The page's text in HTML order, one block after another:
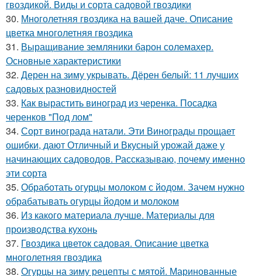
гвоздикой. Виды и сорта садовой гвоздики
30. Многолетняя гвоздика на вашей даче. Описание
цветка многолетняя гвоздика
31. Выращивание земляники барон солемахер.
Основные характеристики
32. Дерен на зиму укрывать. Дёрен белый: 11 лучших
садовых разновидностей
33. Как вырастить виноград из черенка. Посадка
черенков "Под лом"
34. Сорт винограда натали. Эти Винограды прощает
ошибки, дают Отличный и Вкусный урожай даже у
начинающих садоводов. Рассказываю, почему именно
эти сорта
35. Обработать огурцы молоком с йодом. Зачем нужно
обрабатывать огурцы йодом и молоком
36. Из какого материала лучше. Материалы для
производства кухонь
37. Гвоздика цветок садовая. Описание цветка
многолетняя гвоздика
38. Огурцы на зиму рецепты с мятой. Маринованные